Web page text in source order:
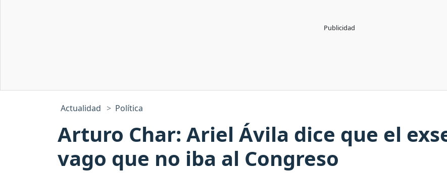
Actualidad Política
Arturo Char: Ariel Ávila dice que el
vago que no iba al Congreso